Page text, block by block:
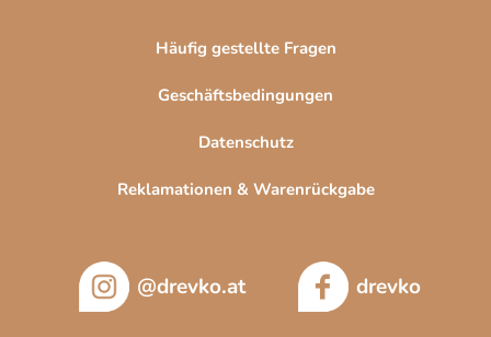
Häufig gestellte Fragen
Geschäftsbedingungen
Datenschutz
Reklamationen & Warenrückgabe
@drevko.at drevko